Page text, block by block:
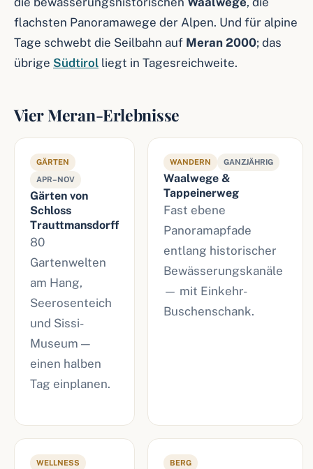
flachsten Panoramawege der Alpen. Und für alpine
Tage schwebt die Seilbahn auf Meran 2000; das
übrige Südtirol liegt in Tagesreichweite.
Vier Meran-Erlebnisse
GÄRTEN
APR–NOV
Gärten von
Schloss
Trauttmansdorff
80
Gartenwelten
am Hang,
Seerosenteich
und Sissi-
Museum —
einen halben
Tag einplanen.
WANDERN GANZJÄHRIG
Waalwege &
Tappeinerweg
Fast ebene
Panoramapfade
entlang historischer
Bewässerungskanäle
— mit Einkehr-
Buschenschank.
WELLNESS BERG